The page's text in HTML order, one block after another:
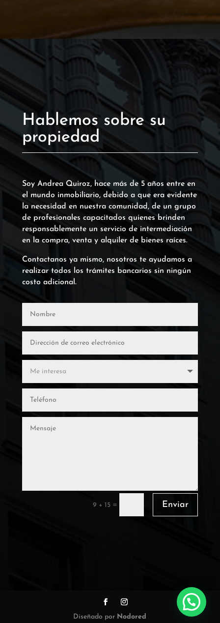
Hablemos sobre su
propiedad
Soy Andrea Quiroz, hace más de 5 años entre en
el mundo inmobiliario, debido a que era evidente
la necesidad en nuestra comunidad, de un grupo
de profesionales capacitados quienes brinden
responsablemente un servicio de intermediación
en la compra, venta y alquiler de bienes raíces.
Contactanos ya mismo, nosotros te ayudamos a
realizar todos los trámites bancarios sin ningún
costo adicional.
9 + 15 = Enviar
Diseñado por Nodored